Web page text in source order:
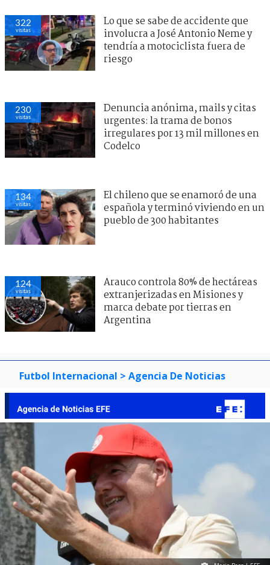
322
visitas
Lo que se sabe de accidente que
involucra a José Antonio Neme y
tendría a motociclista fuera de
riesgo
230
visitas
Denuncia anónima, mails y citas
urgentes: la trama de bonos
irregulares por 13 mil millones en
Codelco
134
visitas
El chileno que se enamoró de una
española y terminó viviendo en un
pueblo de 300 habitantes
124
visitas
Arauco controla 80% de hectáreas
extranjerizadas en Misiones y
marca debate por tierras en
Argentina
Futbol Internacional > Agencia De Noticias